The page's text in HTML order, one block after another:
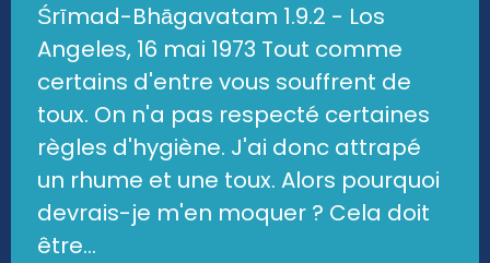
Śrīmad-Bhāgavatam 1.9.2 - Los
Angeles, 16 mai 1973 Tout comme
certains d'entre vous souffrent de
toux. On n'a pas respecté certaines
règles d'hygiène. J'ai donc attrapé
un rhume et une toux. Alors pourquoi
devrais-je m'en moquer ? Cela doit
être...